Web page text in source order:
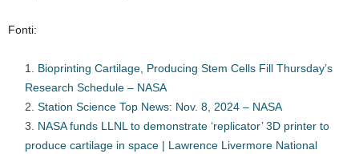
Fonti:
Bioprinting Cartilage, Producing Stem Cells Fill Thursday’s
Research Schedule – NASA
Station Science Top News: Nov. 8, 2024 – NASA
NASA funds LLNL to demonstrate ‘replicator’ 3D printer to
produce cartilage in space | Lawrence Livermore National